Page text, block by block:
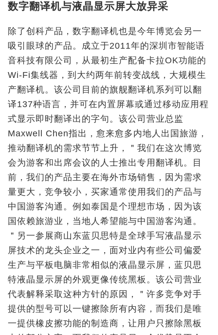
数字翻译机与液晶显示屏大放异采
除了创科产品，数字翻译机也是今年博览会另一
吸引眼球的产品。成立于2011年的深圳市智能语
音科技有限公司，从最初生产配备卡拉OK功能的
Wi-Fi集线器，到大约两年前转变战线，大规模生
产翻译机。该公司目前的旗舰翻译机系列可以翻
译137种语言，并可在内置屏幕或通过移动应用程
式显示即时翻译出的字句。该公司营业总监
Maxwell Chen指出，愈来愈多内地人出国旅游，
推动翻译机的需求节节上升，＂我们在这次博览
会为游客和出席会议的人士推出专用翻译机。目
前，我们的产品主要在海外市场销售，因为需求
量更大，竞争较小，买家通常使用我们的产品与
中国游客沟通。例如泰国是个理想市场，因为该
国依赖旅游业，当地人希望能与中国游客沟通。
＂另一参展商山东蓝贝思特是全球手写液晶显示
屏技术的龙头企业之一，面对业内有些公司偏爱
生产与平板电脑非常相似的液晶显示屏，蓝贝思
特液晶显示屏的外观更像传统黑板。该公司营业
代表解释采取这种方针的原因，＂许多竞争对手
提供的型号可以一键擦除所有内容，而我们是唯
一提供橡皮擦功能的制造商，让用户只擦除黑板